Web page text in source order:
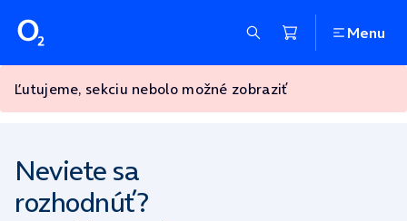
Menu
Ľutujeme, sekciu nebolo možné zobraziť
Neviete sa
rozhodnúť?